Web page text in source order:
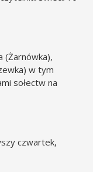
(Żarnówka),
w tym
sołectw na
czwartek,